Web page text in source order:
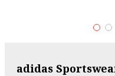
adidas